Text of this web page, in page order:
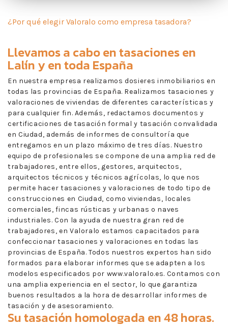
¿Por qué elegir Valoralo como empresa tasadora?
Llevamos a cabo entasaciones en
Lalín y en toda España
En nuestra empresa realizamos dosieres inmobiliarios en
todas las provincias de España. Realizamos tasaciones y
valoraciones de viviendas de diferentes características y
para cualquier fin. Además, redactamos documentos y
certificaciones de tasación formal y tasación convalidada
en Ciudad, además de informes de consultoría que
entregamos en un plazo máximo de tres días. Nuestro
equipo de profesionales se compone de una amplia red de
trabajadores, entre ellos, gestores, arquitectos,
arquitectos técnicos y técnicos agrícolas, lo que nos
permite hacer tasaciones y valoraciones de todo tipo de
construcciones en Ciudad, como viviendas, locales
comerciales, fincas rústicas y urbanas o naves
industriales. Con la ayuda de nuestra gran red de
trabajadores, en Valoralo estamos capacitados para
confeccionar tasaciones y valoraciones en todas las
provincias de España. Todos nuestros expertos han sido
formados para elaborar informes que se adapten a los
modelos especificados por www.valoralo.es. Contamos con
una amplia experiencia en el sector, lo que garantiza
buenos resultados a la hora de desarrollar informes de
tasación y de asesoramiento.
Su tasación homologada en 48 horas.